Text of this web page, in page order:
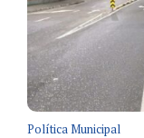
Política Municipal